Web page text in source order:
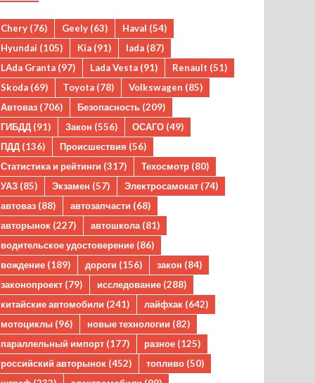
Chery (76) Geely (63) Haval (54)
Hyundai (105) Kia (91) lada (87)
LAda Granta (97) Lada Vesta (91) Renault (51)
Skoda (69) Toyota (78) Volkswagen (85)
Автоваз (706) Безопасность (209)
ГИБДД (91) Закон (556) ОСАГО (49)
ПДД (136) Происшествия (56)
Статистика и рейтинги (317) Техосмотр (80)
УАЗ (85) Экзамен (57) Электросамокат (74)
автоваз (88) автозапчасти (68)
авторынок (227) автошкола (81)
водительское удостоверение (86)
вождение (189) дороги (156) закон (84)
законопроект (79) исследование (288)
китайские автомобили (241) лайфхак (642)
мотоциклы (96) новые технологии (82)
параллельный импорт (177) разное (125)
российский авторынок (452) топливо (50)